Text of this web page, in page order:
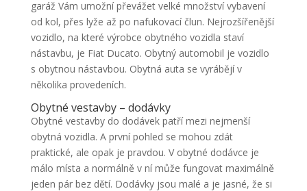
garáž Vám umožní převážet velké množství vybavení
od kol, přes lyže až po nafukovací člun. Nejrozšířenější
vozidlo, na které výrobce obytného vozidla staví
nástavbu, je Fiat Ducato. Obytný automobil je vozidlo
s obytnou nástavbou. Obytná auta se vyrábějí v
několika provedeních.
Obytné vestavby – dodávky
Obytné vestavby do dodávek patří mezi nejmenší
obytná vozidla. A první pohled se mohou zdát
praktické, ale opak je pravdou. V obytné dodávce je
málo místa a normálně v ní může fungovat maximálně
jeden pár bez dětí. Dodávky jsou malé a je jasné, že si